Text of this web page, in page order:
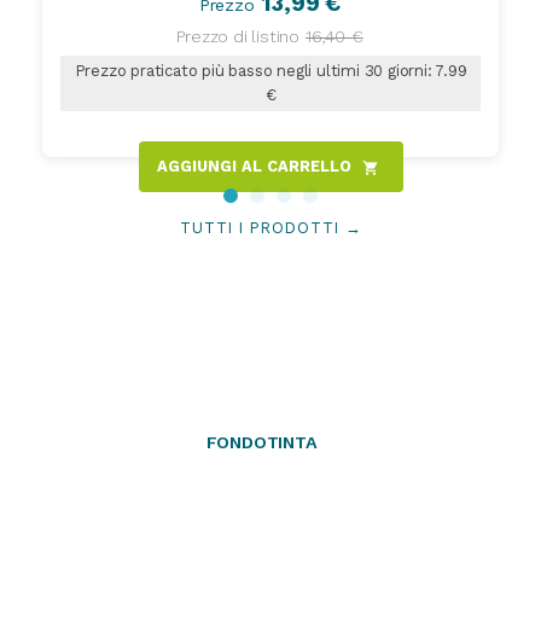
Prezzo
Prezzo di listino 16,40 €
Prezzo praticato più basso negli ultimi 30 giorni: 7.99
€
AGGIUNGI AL CARRELLO shopping_cart
TUTTI I PRODOTTI →
FONDOTINTA